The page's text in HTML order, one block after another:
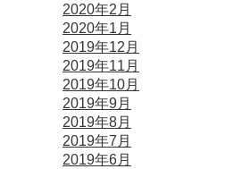
2020年2月
2020年1月
2019年12月
2019年11月
2019年10月
2019年9月
2019年8月
2019年7月
2019年6月